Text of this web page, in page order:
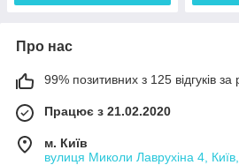
Про нас
99% позитивних з 125 відгуків за
Працює з 21.02.2020
м. Київ
вулиця Миколи Лаврухіна 4,